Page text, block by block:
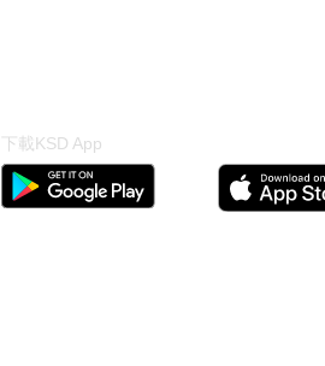
下載KSD App